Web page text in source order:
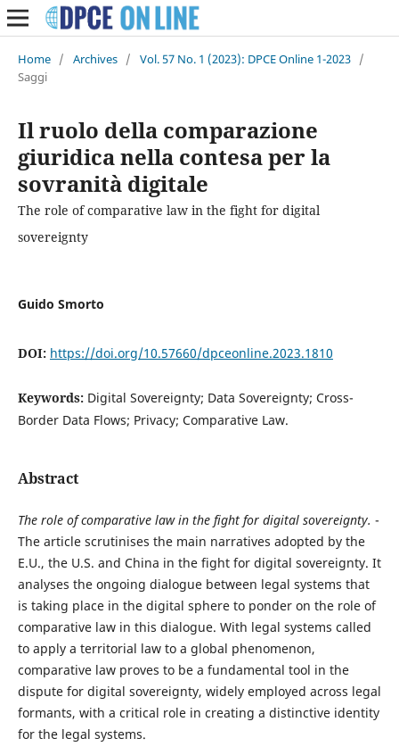
Home / Archives / Vol. 57 No. 1 (2023): DPCE Online 1-2023 /
Saggi
Il ruolo della comparazione
giuridica nella contesa per la
sovranità digitale
The role of comparative law in the fight for digital
sovereignty
Guido Smorto
DOI: https://doi.org/10.57660/dpceonline.2023.1810
Keywords: Digital Sovereignty; Data Sovereignty; Cross-
Border Data Flows; Privacy; Comparative Law.
Abstract
The role of comparative law in the fight for digital sovereignty. -
The article scrutinises the main narratives adopted by the
E.U., the U.S. and China in the fight for digital sovereignty. It
analyses the ongoing dialogue between legal systems that
is taking place in the digital sphere to ponder on the role of
comparative law in this dialogue. With legal systems called
to apply a territorial law to a global phenomenon,
comparative law proves to be a fundamental tool in the
dispute for digital sovereignty, widely employed across legal
formants, with a critical role in creating a distinctive identity
for the legal systems.